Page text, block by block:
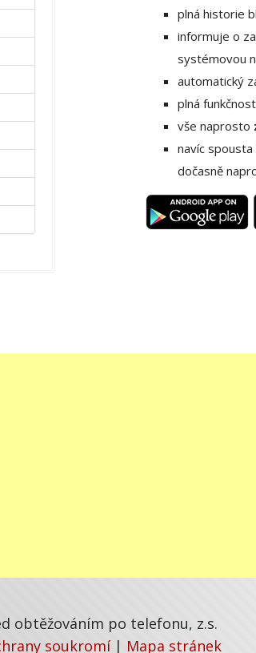
plná historie
informuje o
systémovou
automatický
plná
vše naprosto
navíc spousta
dočasně
obtěžováním po telefonu, z.s.
soukromí | Mapa stránek